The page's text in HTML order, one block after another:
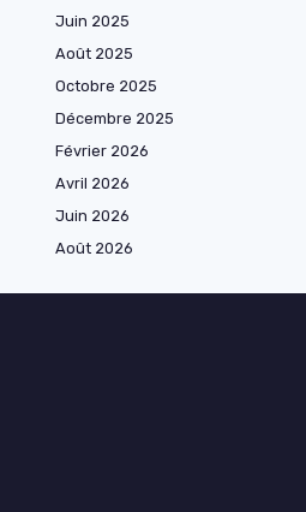
Juin 2025
Août 2025
Octobre 2025
Décembre 2025
Février 2026
Avril 2026
Juin 2026
Août 2026